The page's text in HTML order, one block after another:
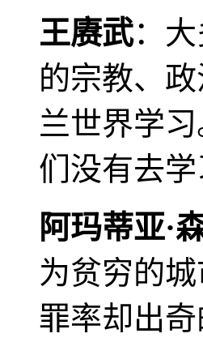
王赓武：
的宗教、
兰世界学
们没有去
阿玛蒂亚·
为贫穷的
罪率却出